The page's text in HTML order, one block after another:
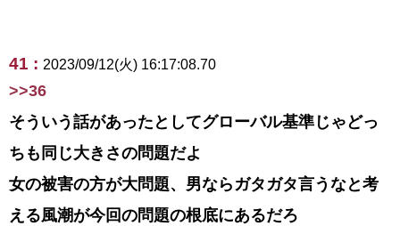
41 : 2023/09/12(火) 16:17:08.70
>>36
そういう話があったとしてグローバル基準じゃどっ
ちも同じ大きさの問題だよ
女の被害の方が大問題、男ならガタガタ言うなと考
える風潮が今回の問題の根底にあるだろ